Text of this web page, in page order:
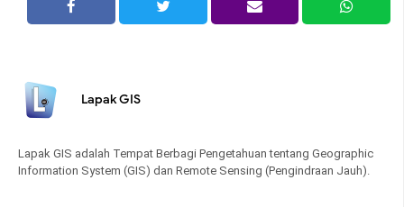
Lapak GIS
Lapak GIS adalah Tempat Berbagi Pengetahuan tentang Geographic
Information System (GIS) dan Remote Sensing (Pengindraan Jauh).